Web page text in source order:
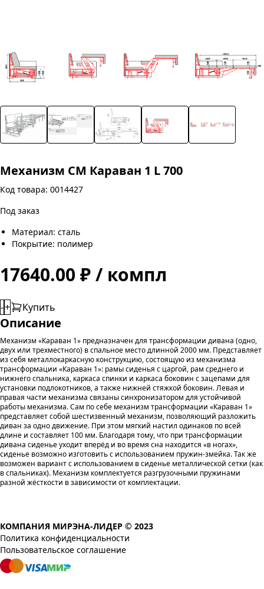
Механизм СМ Караван 1 L 700
Код товара: 0014427
Под заказ
Материал: сталь
Покрытие: полимер
17640.00 ₽ / компл
-+ Купить
Описание
Механизм «Караван 1» предназначен для трансформации дивана (одно,
двух или трехместного) в спальное место длинной 2000 мм. Представляет
из себя металлокаркасную конструкцию, состоящую из механизма
трансформации «Караван 1»: рамы сиденья с царгой, рам среднего и
нижнего спальника, каркаса спинки и каркаса боковин с зацепами для
установки подлокотников, а также нижней стяжкой боковин. Левая и
правая части механизма связаны синхронизатором для устойчивой
работы механизма. Сам по себе механизм трансформации «Караван 1»
представляет собой шестизвенный механизм, позволяющий разложить
диван за одно движение. При этом мягкий настил одинаков по всей
длине и составляет 100 мм. Благодаря тому, что при трансформации
дивана сиденье уходит вперёд и во время сна находится «в ногах»,
сиденье возможно изготовить с использованием пружин-змейка. Так же
возможен вариант с использованием в сиденье металлической сетки (как
в спальниках). Механизм комплектуется разгрузочными пружинами
разной жёсткости в зависимости от комплектации.
КОМПАНИЯ МИРЭНА-ЛИДЕР © 2023
Политика конфиденциальности
Пользовательское соглашение